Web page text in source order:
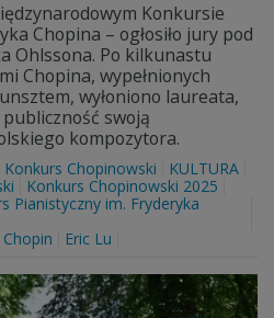
Konkursie
Chopina – ogłosiło jury pod
Ohlssona. Po kilkunastu
Chopina, wypełnionych
wyłoniono laureata,
swoją
kompozytora.
Konkurs Chopinowski
KULTURA
Konkurs Chopinowski 2025
Pianistyczny im. Fryderyka
Eric Lu